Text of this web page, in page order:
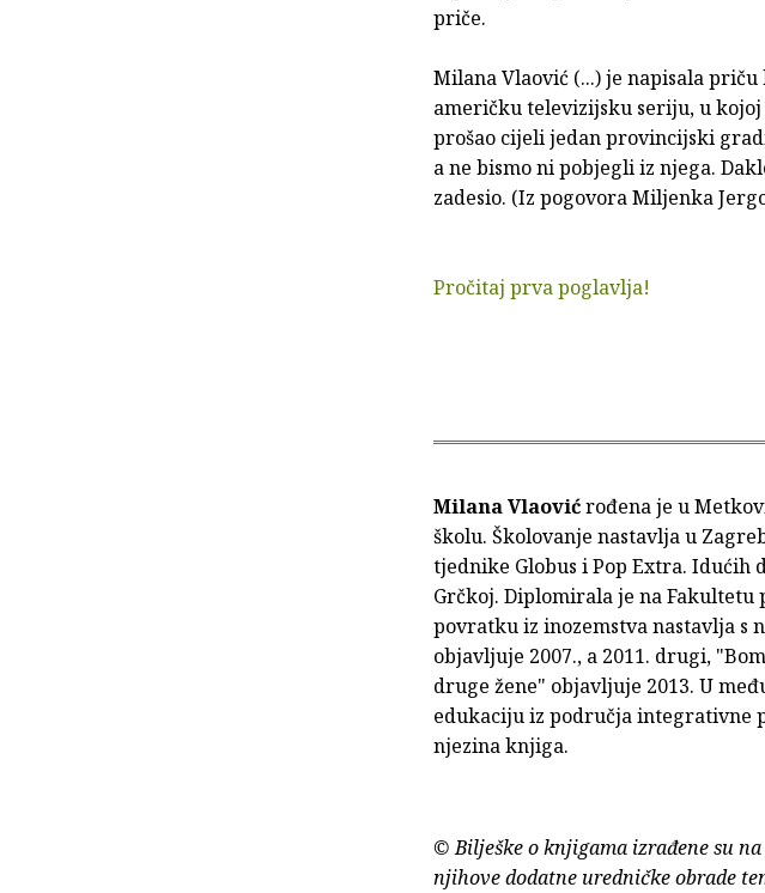
priče.
Milana Vlaović (...) je napisala
američku televizijsku seriju, u
prošao cijeli jedan provincijski
a ne bismo ni pobjegli iz njega.
zadesio. (Iz pogovora Miljenka
Pročitaj prva poglavlja!
Milana Vlaovićrođena je u
školu. Školovanje nastavlja u
tjednike Globus i Pop Extra. Idućih
Grčkoj. Diplomirala je na
povratku iz inozemstva nastavlja s
objavljuje 2007., a 2011. drugi,
druge žene" objavljuje 2013. U
edukaciju iz područja integrativne
njezina knjiga.
© Bilješke o knjigama izrađene su
njihove dodatne uredničke obrade